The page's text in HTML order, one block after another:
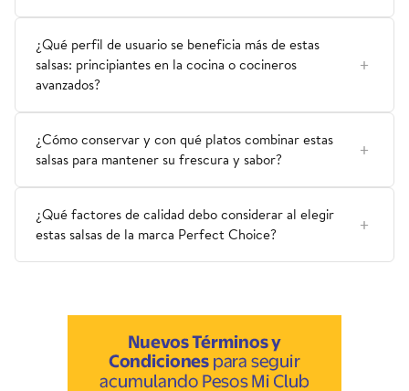
¿Qué perfil de usuario se beneficia más de estas
salsas: principiantes en la cocina o cocineros
avanzados?
¿Cómo conservar y con qué platos combinar estas
salsas para mantener su frescura y sabor?
¿Qué factores de calidad debo considerar al elegir
estas salsas de la marca Perfect Choice?